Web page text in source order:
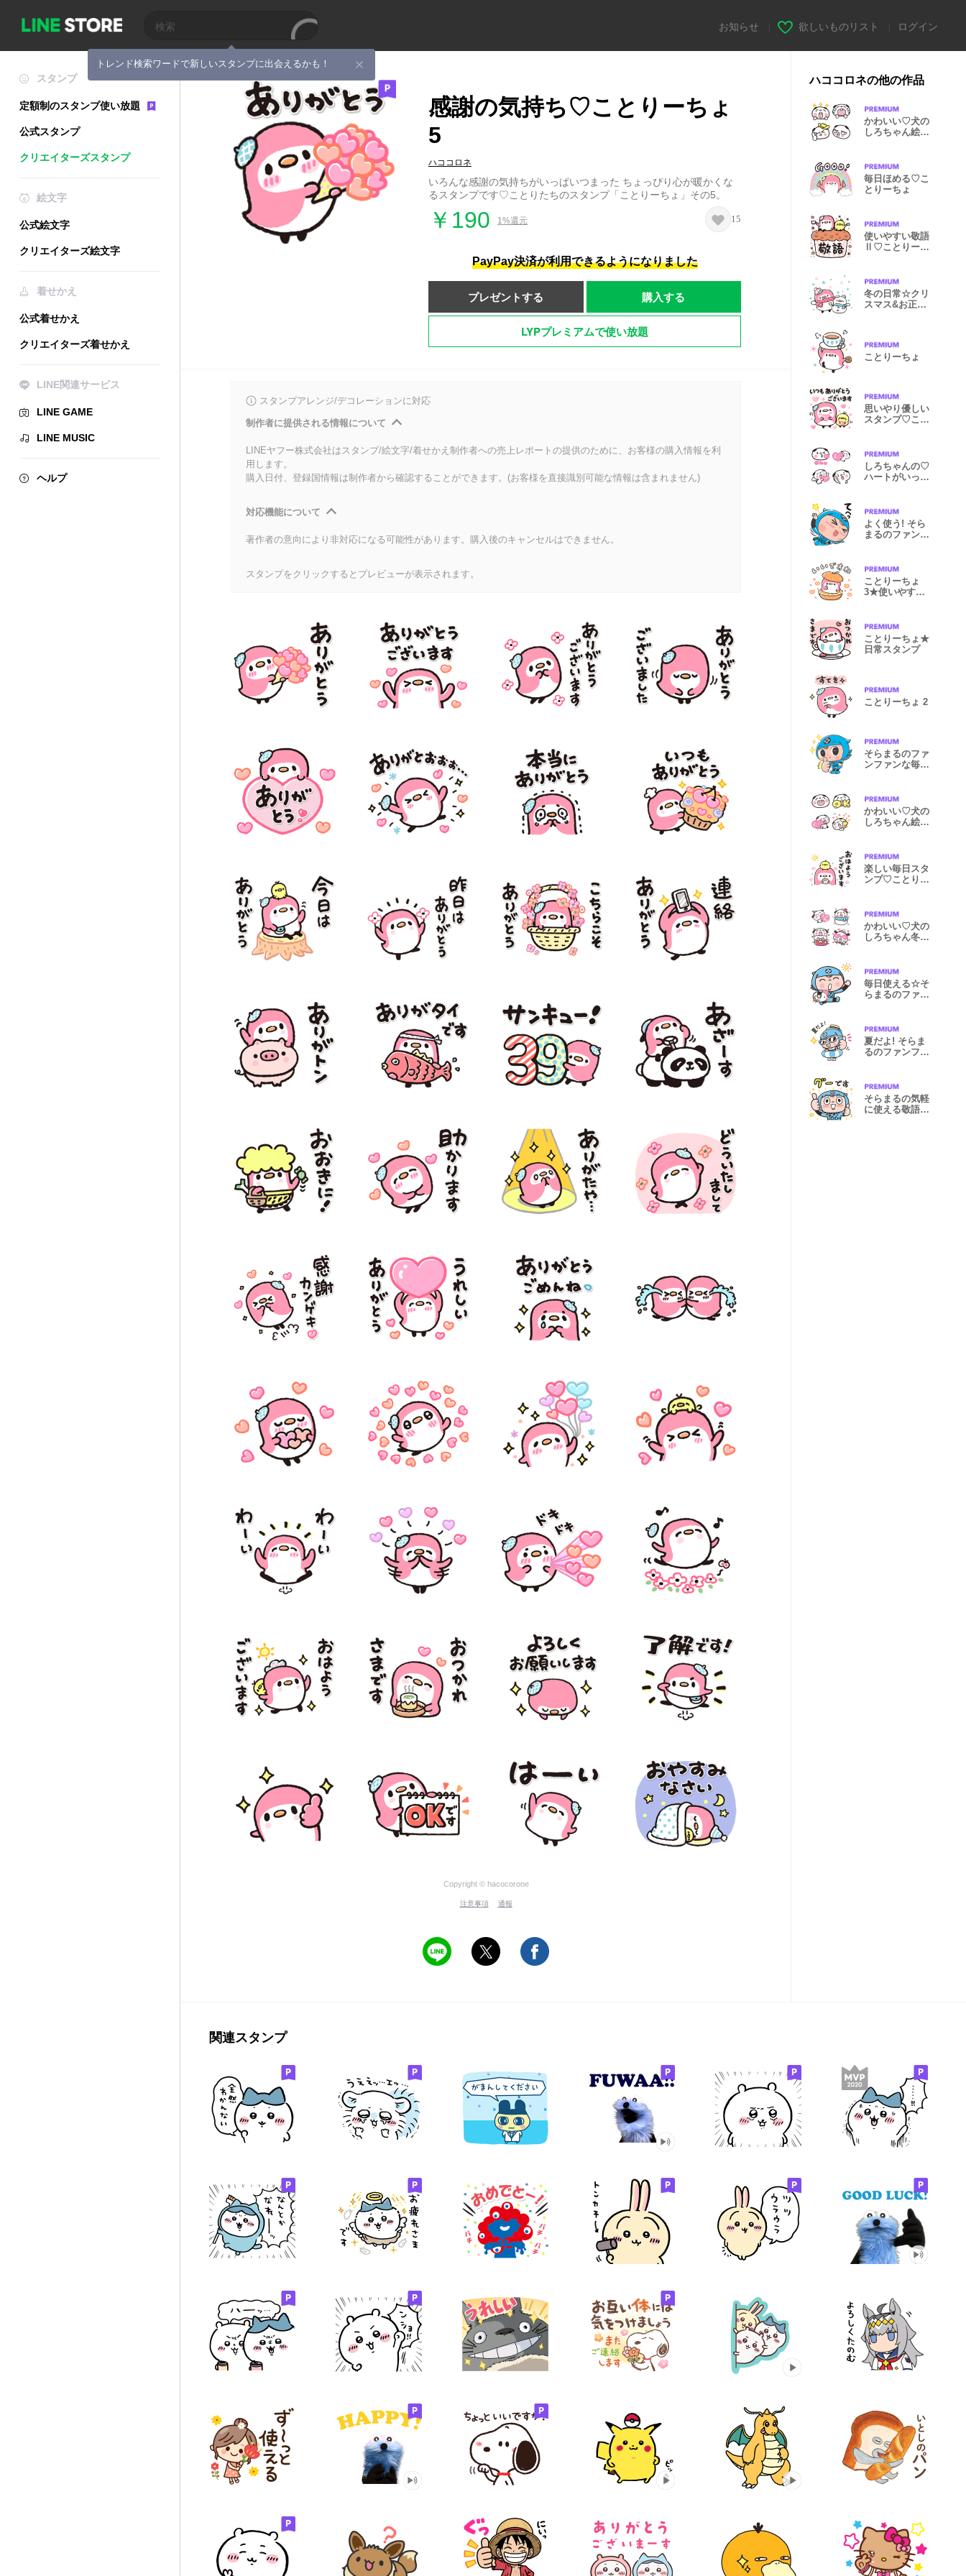
トレンド検索ワードで新しいスタンプに出会えるかも！
お知らせ 欲しいものリスト ログイン
スタンプ
定額制のスタンプ使い放題
公式スタンプ
クリエイターズスタンプ
絵文字
公式絵文字
クリエイターズ絵文字
着せかえ
公式着せかえ
クリエイターズ着せかえ
LINE関連サービス
LINE GAME
LINE MUSIC
ヘルプ
感謝の気持ち♡ことりーちょ
5
ハココロネ
いろんな感謝の気持ちがいっぱいつまった ちょっぴり心が暖かくな
るスタンプです♡ことりたちのスタンプ「ことりーちょ」その5。
￥190 1%還元 15
PayPay決済が利用できるようになりました
プレゼントする 購入する
LYPプレミアムで使い放題
スタンプアレンジ/デコレーションに対応
制作者に提供される情報について
LINEヤフー株式会社はスタンプ/絵文字/着せかえ制作者への売上レポートの提供のために、お客様の購入情報を利
用します。
購入日付、登録国情報は制作者から確認することができます。(お客様を直接識別可能な情報は含まれません)
対応機能について
著作者の意向により非対応になる可能性があります。購入後のキャンセルはできません。
スタンプをクリックするとプレビューが表示されます。
Copyright © hacocorone
注意事項 通報
ハココロネの他の作品
かわいい♡犬の
しろちゃん絵文
毎日ほめる♡こ
とりーちょ
使いやすい敬語
Ⅱ♡ことりーち
冬の日常☆クリ
スマス&お正月
ことりーちょ
思いやり優しい
スタンプ♡こと
しろちゃんの♡
ハートがいっぱ
よく使う! そら
まるのファンフ
ことりーちょ
3★使いやすい
ことりーちょ★
日常スタンプ
ことりーちょ 2
そらまるのファ
ンファンな毎日
かわいい♡犬の
しろちゃん絵文
楽しい毎日スタ
ンプ♡ことりー
かわいい♡犬の
しろちゃん冬絵
毎日使える☆そ
らまるのファン
夏だよ! そらま
るのファンファ
そらまるの気軽
に使える敬語で
関連スタンプ